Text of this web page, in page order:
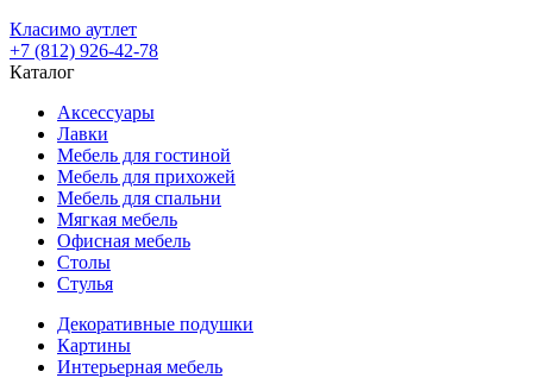
Класимо аутлет
+7 (812) 926-42-78
Каталог
Аксессуары
Лавки
Мебель для гостиной
Мебель для прихожей
Мебель для спальни
Мягкая мебель
Офисная мебель
Столы
Стулья
Декоративные подушки
Картины
Интерьерная мебель